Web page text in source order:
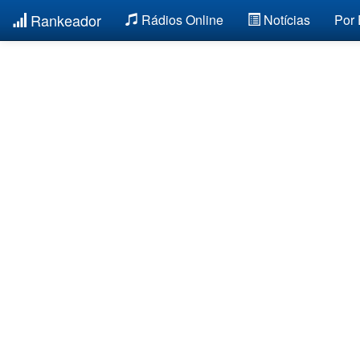
Rankeador Rádios Online Notícias Por